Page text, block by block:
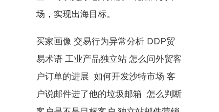
场，实现出海目标。
买家画像 交易行为异常分析 DDP贸
易术语 工业产品独立站 怎么问外贸客
户订单的进展  如何开发沙特市场 客
户说邮件进了他的垃圾邮箱  怎么判断